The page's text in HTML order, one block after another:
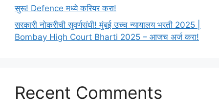
सुरू! Defence मध्ये करियर करा!
सरकारी नोकरीची सुवर्णसंधी! मुंबई उच्च न्यायालय भरती 2025 |
Bombay High Court Bharti 2025 – आजच अर्ज करा!
Recent Comments